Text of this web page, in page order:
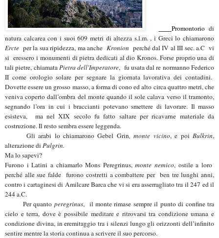
Promontoriodi
natura calcareacon i suoi 609 metri di altezza s.l.m. , i Greci lo chiamarono
Ercte per la sua ripidezza, ma anche Kronion perché dal IV al III sec. a.C vi
si eressero i monumenti di pietra dedicati al dio Kronos. Forse proprio una di
tali pietre, chiamataPietra dell'Imperatore, fu usata dal re normanno Federico
II come orologio solare per segnare la giornata lavorativa dei contadini.
Dovette essere un grosso masso, a forma di cono ed alto circa quattro metri, che
veniva coperto dall’ombra del monte quando il sole calava verso il tramonto,
segnando l’ora in cui i braccianti potevano smettere di lavorare. Il masso
esisteva, ma nel XIX secolo fu fatto saltare per ricavarne materiale da
costruzione. Il resto sembra essere leggenda.
Gli arabi lo chiamaronoGebel Grin,monte vicino, e poi Bulkrin,
alterazione di Pulgrin.
Ma lo sapevi?
Furono i Latini a chiamarlo Mons Peregrinus,monte nemico, ostile a loro
perché alle sue falde furono costretti a combattere per ben tre lunghi anni,
contro i cartaginesi di Amilcare Barca che vi si era asserragliato tra il 247 ed il
244 a.C.
Per quanto peregrinus, il monte rimase sempre il punto di confine tra
cielo e terra, dove è possibile meditare e ritrovarsi tra condizione umana e
condizione divina, in eremitaggio tra i silenzi lungo gli orizzonti dell’infinito
sentire mentre la storia continua a scrivere il suo percorso.